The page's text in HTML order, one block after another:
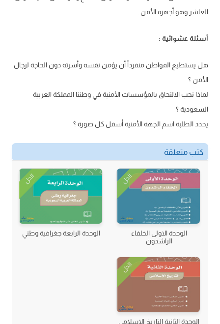
العاشر وهو أجهزة الأمن .
أسئلة عشوائية :
هل يستطيع المواطن منفرداً أن يؤمن نفسه وأسرته دون الحاجة لرجال
الأمن ؟
لماذا نحب الالتحاق بالمؤسسات الأمنية في وطننا المملكة العربية
السعودية ؟
يحدد الطلبة اسم الجهة الأمنية أسفل كل صورة ؟
كتب متعلقة
الحل
الوحدة الاولى الخلفاء
الراشدون
الحل
الوحدة الرابعة جغرافية وطني
الحل
الوحدة الثانية التاريخ الإسلامي